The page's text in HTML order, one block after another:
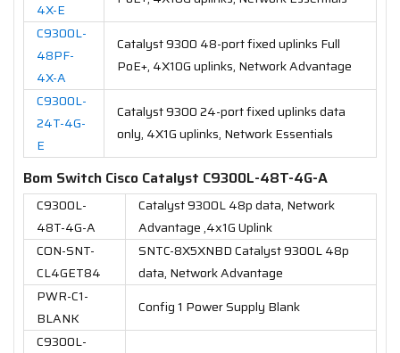
4X-E
C9300L-
48PF-
4X-A
Catalyst 9300 48-port fixed uplinks Full
PoE+, 4X10G uplinks, Network Advantage
C9300L-
24T-4G-
E
Catalyst 9300 24-port fixed uplinks data
only, 4X1G uplinks, Network Essentials
Bom Switch Cisco Catalyst C9300L-48T-4G-A
C9300L-
48T-4G-A
Catalyst 9300L 48p data, Network
Advantage ,4x1G Uplink
CON-SNT-
CL4GET84
SNTC-8X5XNBD Catalyst 9300L 48p
data, Network Advantage
PWR-C1-
BLANK
Config 1 Power Supply Blank
C9300L-